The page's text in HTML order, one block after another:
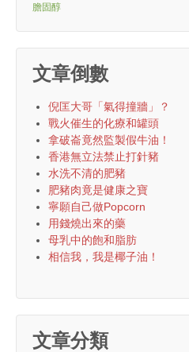
膽固醇
文章倒數
倪匡大哥「氣得撞牆」？
戰火催生的化療和罐頭
拿破崙竟然監製假牛油！
香港無立法禁止打針豬
水洗不清的肥豬
肥豬肉竟是健康之寶
寧願自己做Popcorn
用錢燒出來的藥
母乳中的飽和脂肪
相信我，我是椰子油！
文章分類